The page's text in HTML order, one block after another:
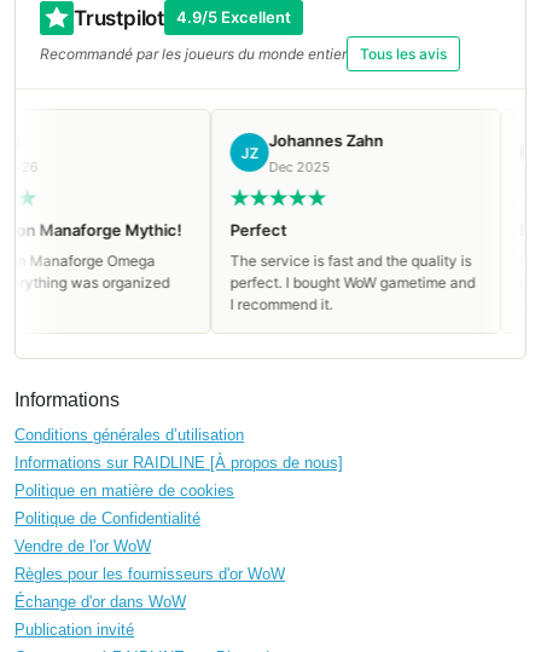
Trustpilot 4.9/5 Excellent
Recommandé par les joueurs du monde entier Tous les avis
Manaforge Mythic!
Manaforge Omega
was organized
JZ
Johannes Zahn
Dec 2025
Perfect
The service is fast and the quality is
perfect. I bought WoW gametime and
I recommend it.
Informations
Conditions générales d’utilisation
Informations sur RAIDLINE [À propos de nous]
Politique en matière de cookies
Politique de Confidentialité
Vendre de l'or WoW
Règles pour les fournisseurs d'or WoW
Échange d'or dans WoW
Publication invité